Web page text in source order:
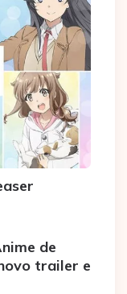
de
trailer e